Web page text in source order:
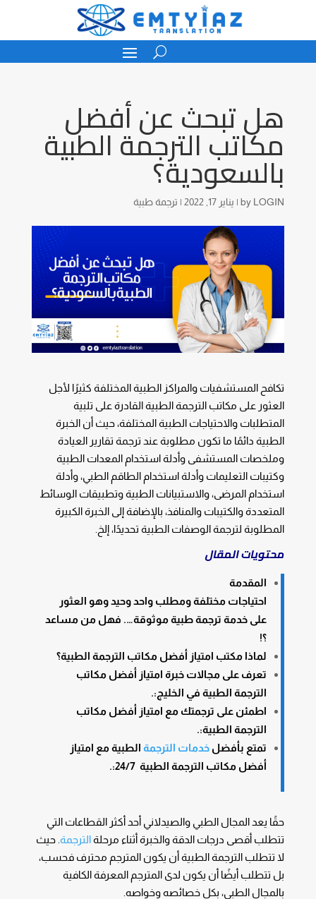
هل تبحث عن أفضل
مكاتب الترجمة الطبية
بالسعودية؟
by LOGIN
| يناير 17, 2022 | ترجمة طبية
تكافح المستشفيات والمراكز الطبية المختلفة كثيرًا لأجل
العثور على مكاتب الترجمة الطبية القادرة على تلبية
المتطلبات والاحتياجات الطبية المختلفة، حيث أن الخبرة
الطبية دائمًا ما تكون مطلوبة عند ترجمة تقارير العيادة
وملخصات المستشفى وأدلة استخدام المعدات الطبية
وكتيبات التعليمات وأدلة استخدام الطاقم الطبي، وأدلة
استخدام المرضى، والاستبيانات الطبية وتطبيقات الوسائط
المتعددة والكتيبات والمنافذ، بالإضافة إلى الخبرة الكبيرة
المطلوبة لترجمة الوصفات الطبية تحديدًا، إلخ.
محتويات المقال
المقدمة
احتياجات مختلفة ومطلب واحد وحيد وهو العثور
على خدمة ترجمة طبية موثوقة…. فهل من مساعد
؟!
لماذا مكتب امتياز أفضل مكاتب الترجمة الطبية؟
تعرف على مجالات خبرة امتياز أفضل مكاتب
الترجمة الطبية في الخليج:.
اطمئن على ترجمتك مع امتياز أفضل مكاتب
الترجمة الطبية:.
تمتع بأفضل خدمات الترجمةالطبية مع امتياز
أفضل مكاتب الترجمة الطبية 24/7:.
حقًا يعد المجال الطبي والصيدلاني أحد أكثر القطاعات التي
تتطلب أقصى درجات الدقة والخبرة أثناء مرحلةالترجمة. حيث
لا تتطلب الترجمة الطبية أن يكون المترجم محترف فحسب،
بل تتطلب أيضًا أن يكون لدى المترجم المعرفة الكافية
بالمجال الطبي، بكل خصائصه وخواصه.